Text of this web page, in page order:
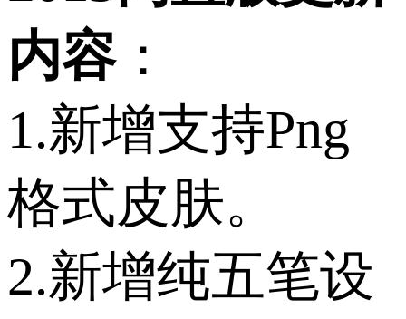
内容：
1.新增支持Png
格式皮肤。
2.新增纯五笔设